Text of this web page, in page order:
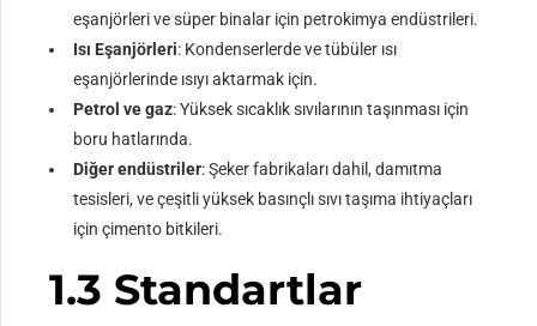
eşanjörleri ve süper binalar için petrokimya endüstrileri.
Isı Eşanjörleri: Kondenserlerde ve tübüler ısı
eşanjörlerinde ısıyı aktarmak için.
Petrol ve gaz: Yüksek sıcaklık sıvılarının taşınması için
boru hatlarında.
Diğer endüstriler: Şeker fabrikaları dahil, damıtma
tesisleri, ve çeşitli yüksek basınçlı sıvı taşıma ihtiyaçları
için çimento bitkileri.
1.3 Standartlar